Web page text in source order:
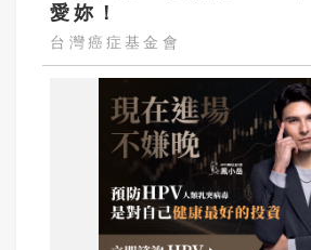
愛妳！
台灣癌症基金會